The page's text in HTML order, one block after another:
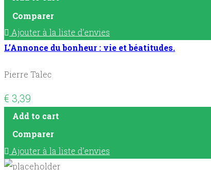
Comparer
Ajouter à la liste d’envies
L’Annonce du bonheur : vie et béatitudes.
Pierre Talec
€ 3,39
Add to cart
Comparer
Ajouter à la liste d’envies